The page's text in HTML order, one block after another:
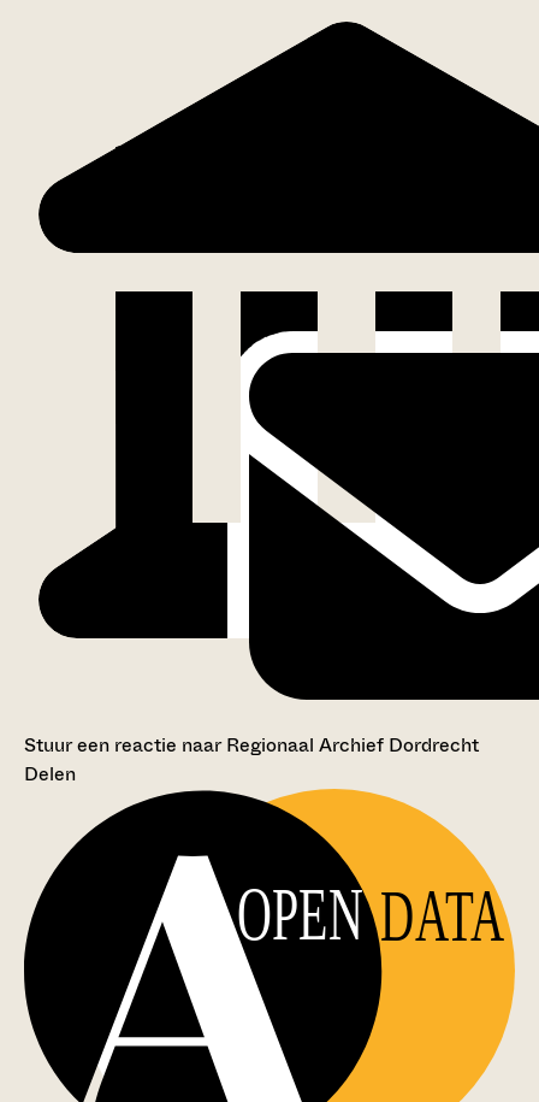
Stuur een reactie naar Regionaal Archief Dordrecht
Delen
OPEN DATA